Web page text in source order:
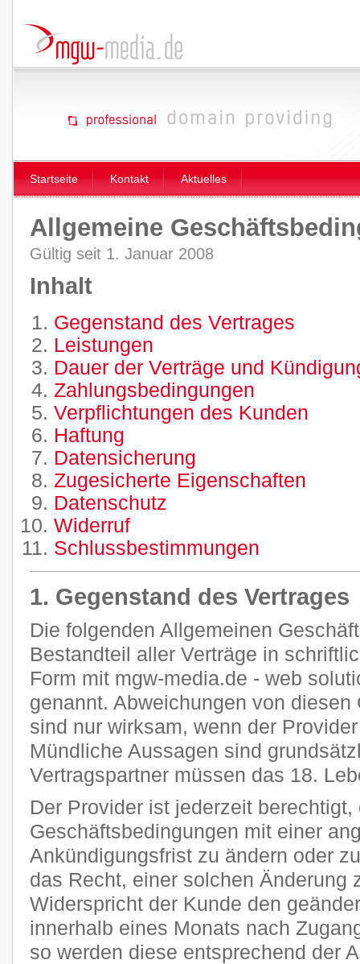
Startseite Kontakt Aktuelles
Allgemeine
Gültig seit 1. Januar 2008
Inhalt
Gegenstand des Vertrages
Leistungen
Dauer der Verträge und
Zahlungsbedingungen
Verpflichtungen des Kunden
Haftung
Datensicherung
Zugesicherte Eigenschaften
Datenschutz
Widerruf
Schlussbestimmungen
1. Gegenstand des Vertrages
Die folgenden Allgemeinen
Bestandteil aller Verträge in
Form mit mgw-media.de - web
genannt. Abweichungen von
sind nur wirksam, wenn der
Mündliche Aussagen sind
Vertragspartner müssen das 18.
Der Provider ist jederzeit
Geschäftsbedingungen mit einer
Ankündigungsfrist zu ändern oder
das Recht, einer solchen Änderung
Widerspricht der Kunde den
innerhalb eines Monats nach
so werden diese entsprechend der